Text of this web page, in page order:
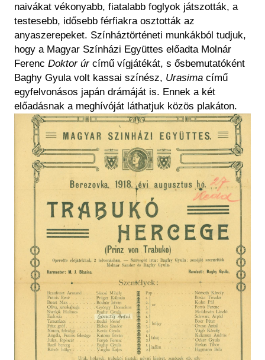
naivákat vékonyabb, fiatalabb foglyok játszották, a
testesebb, idősebb férfiakra osztották az
anyaszerepeket. Színháztörténeti munkákból tudjuk,
hogy a Magyar Színházi Együttes előadta Molnár
Ferenc Doktor úrcímű vígjátékát, s ősbemutatóként
Baghy Gyula volt kassai színész, Urasima című
egyfelvonásos japán drámáját is. Ennek a két
előadásnak a meghívóját láthatjuk közös plakáton.
Kép